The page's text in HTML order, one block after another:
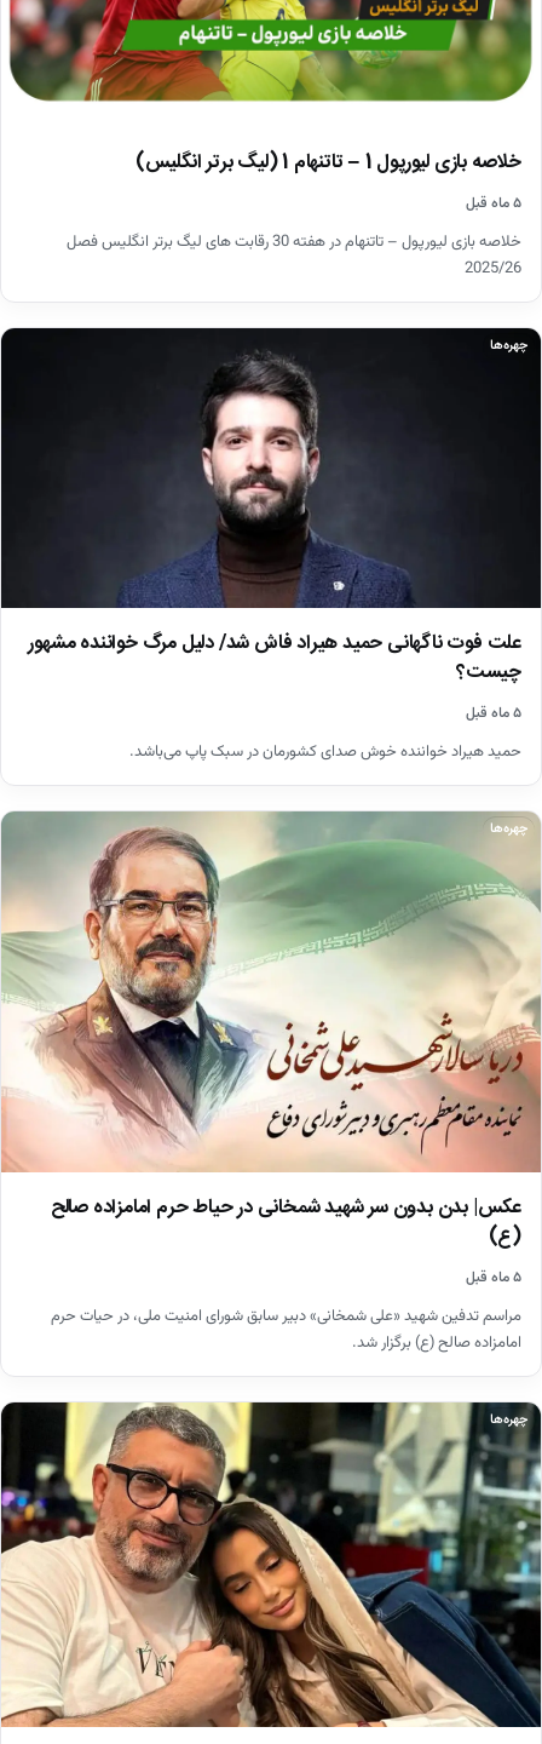
خلاصه بازی لیورپول 1 – تاتنهام 1 (لیگ برتر انگلیس)
۵ ماه قبل
خلاصه بازی لیورپول – تاتنهام در هفته 30 رقابت های لیگ برتر انگلیس فصل
2025/26
چهره‌ها
علت فوت ناگهانی حمید هیراد فاش شد/ دلیل مرگ خواننده مشهور
چیست؟
۵ ماه قبل
حمید هیراد خواننده خوش صدای کشورمان در سبک پاپ می‌باشد.
چهره‌ها
عکس| بدن بدون سر شهید شمخانی در حیاط حرم امامزاده صالح
(ع)
۵ ماه قبل
مراسم تدفین شهید «علی شمخانی» دبیر سابق شورای امنیت ملی، در حیات حرم
امامزاده صالح (ع) برگزار شد.
چهره‌ها